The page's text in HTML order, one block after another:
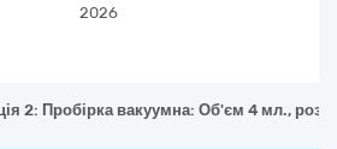
2026
2: Пробірка вакуумна: Об'єм 4 мл.,